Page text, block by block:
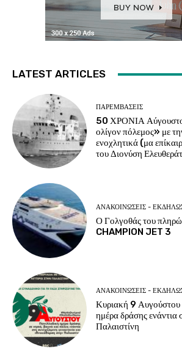
LATEST ARTICLES
ΠΑΡΕΜΒΑΣΕΙΣ
50 ΧΡΟΝΙΑ
ολίγον πόλεμος» με
ενοχλητικά (μα
του Διονύση
ΑΝΑΚΟΙΝΩΣΕΙΣ -
Ο Γολγοθάς του
CHAMPION JET 3
ΑΝΑΚΟΙΝΩΣΕΙΣ -
Κυριακή 9
ημέρα δράσης ενάντια
Παλαιστίνη